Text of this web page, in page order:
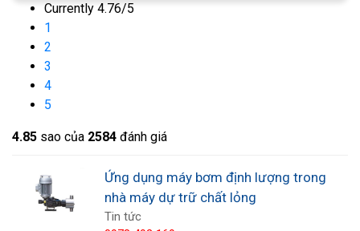
Nước thải
Currently 4.76/5
1
2
3
4
5
4.85 sao của 2584 đánh giá
Ứng dụng máy bơm định lượng trong
nhà máy dự trữ chất lỏng
Tin tức